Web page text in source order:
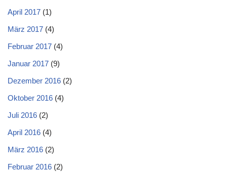
April 2017 (1)
März 2017 (4)
Februar 2017 (4)
Januar 2017 (9)
Dezember 2016 (2)
Oktober 2016 (4)
Juli 2016 (2)
April 2016 (4)
März 2016 (2)
Februar 2016 (2)